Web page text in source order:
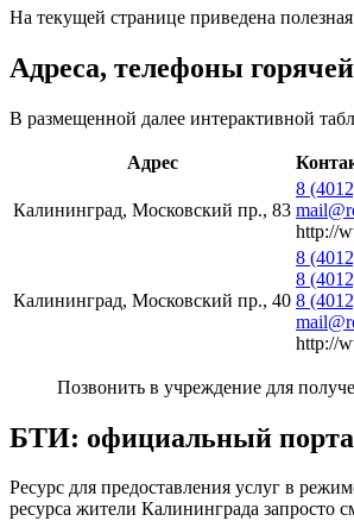
На текущей странице приведена
Адреса, телефоны
В размещенной далее интерактивной
Адрес
Калининград, Московский пр., 83
8
http://
Калининград, Московский пр., 40
8
8
8
http://
Позвонить в учреждение для
БТИ: официальный
Ресурс для предоставления услуг в
ресурса жители Калининграда запросто